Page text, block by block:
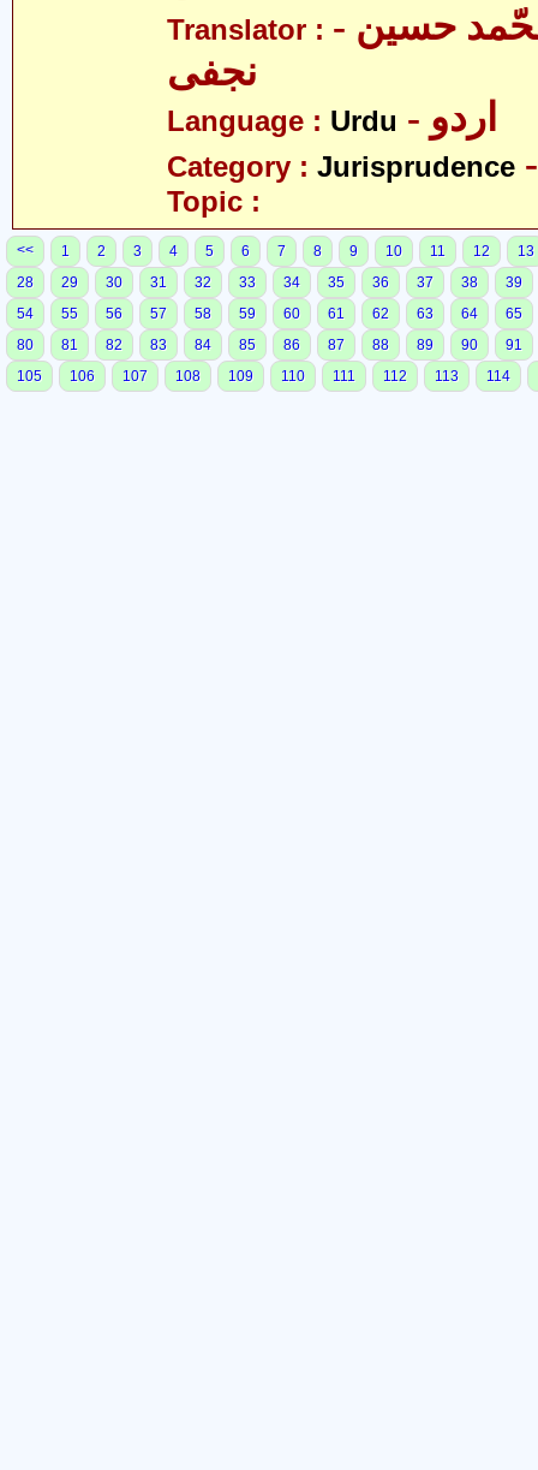
Translator : - آیت اللہ محّمد حسین
نجفی
Language : Urdu - اردو
Category : Jurisprudence
Topic :
<< 1 2 3 4 5 6 7 8 9 10 11 12
13
28
29 30 31 32 33 34 35 36 37 38
39
54
55 56 57 58 59 60 61 62 63 64
65
80
81 82 83 84 85 86 87 88 89 90
91
105
106 107 108 109 110 111 112 113 114